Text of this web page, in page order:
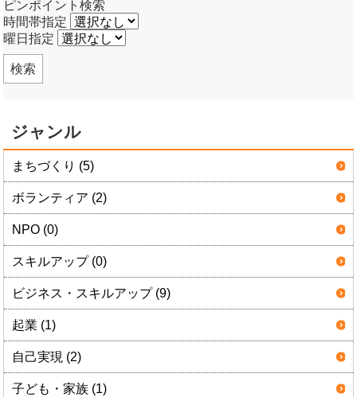
ピンポイント検索
時間帯指定
曜日指定
検索
ジャンル
まちづくり (5)
ボランティア (2)
NPO (0)
スキルアップ (0)
ビジネス・スキルアップ (9)
起業 (1)
自己実現 (2)
子ども・家族 (1)